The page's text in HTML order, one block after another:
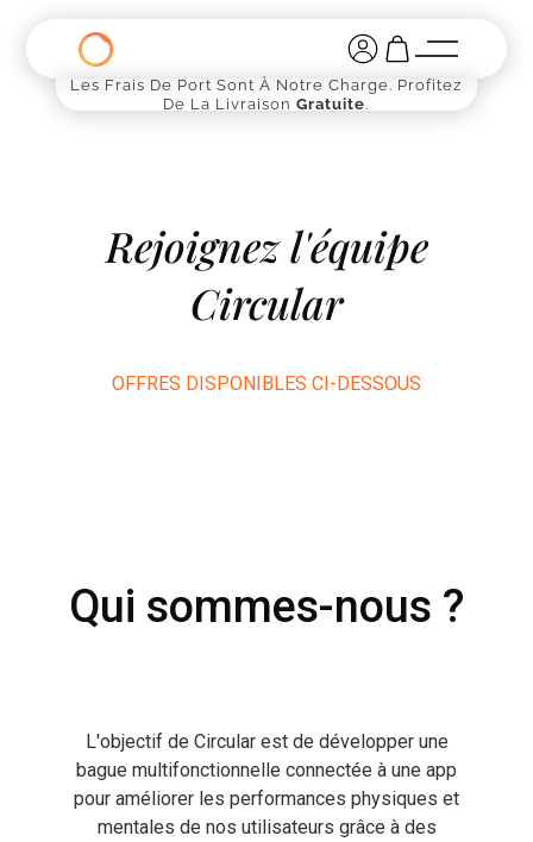
Les Frais De Port Sont À Notre Charge. Profitez
De La LivraisonGratuite.
Rejoignez l'équipe
Circular
OFFRES DISPONIBLES CI-DESSOUS
Qui sommes-nous ?
L'objectif de Circular est de développer une
bague multifonctionnelle connectée à une app
pour améliorer les performances physiques et
mentales de nos utilisateurs grâce à des